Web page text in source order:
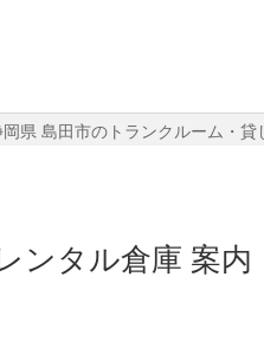
岡県 島田市のトランクルーム・貸
ンタル倉庫 案内